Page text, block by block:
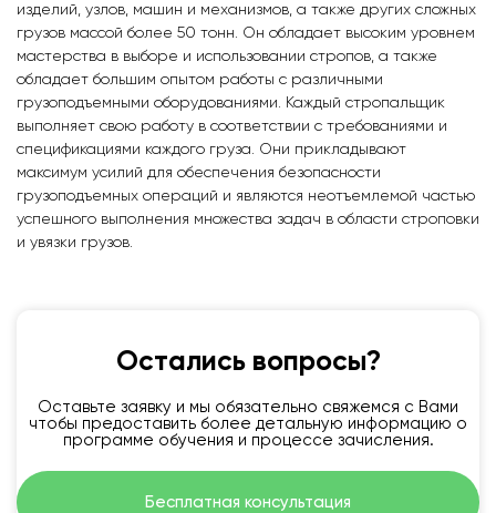
изделий, узлов, машин и механизмов, а также других сложных
грузов массой более 50 тонн. Он обладает высоким уровнем
мастерства в выборе и использовании стропов, а также
обладает большим опытом работы с различными
грузоподъемными оборудованиями. Каждый стропальщик
выполняет свою работу в соответствии с требованиями и
спецификациями каждого груза. Они прикладывают
максимум усилий для обеспечения безопасности
грузоподъемных операций и являются неотъемлемой частью
успешного выполнения множества задач в области строповки
и увязки грузов.
Остались вопросы?
Оставьте заявку и мы обязательно свяжемся с Вами
чтобы предоставить более детальную информацию о
программе обучения и процессе зачисления.
Бесплатная консультация